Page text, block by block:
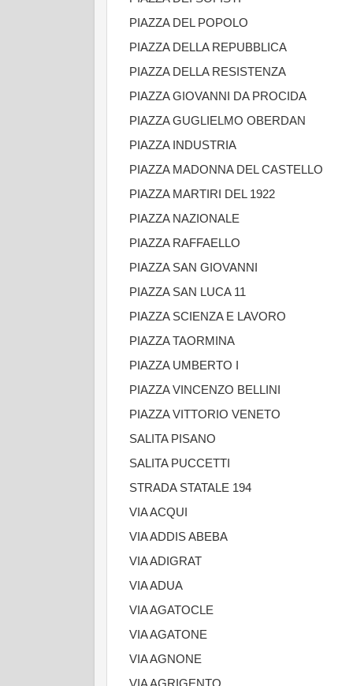
PIAZZA DEL POPOLO
PIAZZA DELLA REPUBBLICA
PIAZZA DELLA RESISTENZA
PIAZZA GIOVANNI DA PROCIDA
PIAZZA GUGLIELMO OBERDAN
PIAZZA INDUSTRIA
PIAZZA MADONNA DEL CASTELLO
PIAZZA MARTIRI DEL 1922
PIAZZA NAZIONALE
PIAZZA RAFFAELLO
PIAZZA SAN GIOVANNI
PIAZZA SAN LUCA 11
PIAZZA SCIENZA E LAVORO
PIAZZA TAORMINA
PIAZZA UMBERTO I
PIAZZA VINCENZO BELLINI
PIAZZA VITTORIO VENETO
SALITA PISANO
SALITA PUCCETTI
STRADA STATALE 194
VIA ACQUI
VIA ADDIS ABEBA
VIA ADIGRAT
VIA ADUA
VIA AGATOCLE
VIA AGATONE
VIA AGNONE